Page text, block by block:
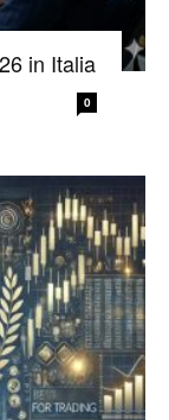
in Italia
0